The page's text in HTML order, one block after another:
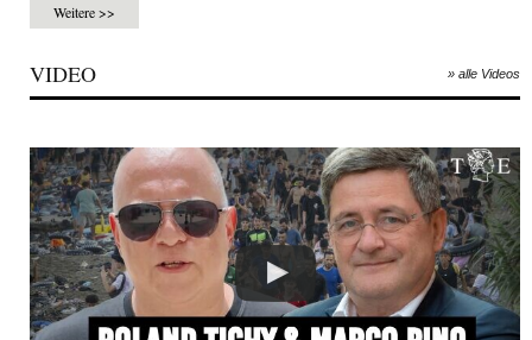
Weitere >>
VIDEO » alle Videos